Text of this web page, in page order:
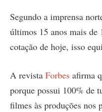
Segundo a imprensa
últimos 15 anos mais
cotação de hoje, isso
A revista Forbes afirma
porque possui 100% de
filmes às produções nos